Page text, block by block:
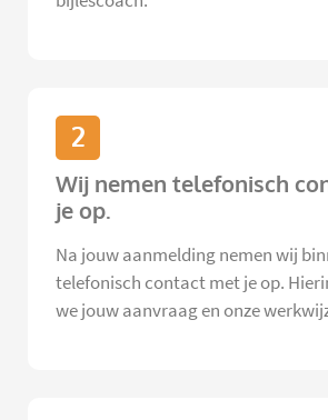
2
Wij nemen telefonisch
je op.
Na jouw aanmelding nemen wij
telefonisch contact met je op.
we jouw aanvraag en onze